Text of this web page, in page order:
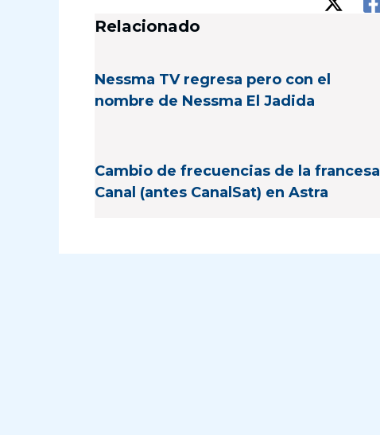
Relacionado
Nessma TV regresa pero con el
nombre de Nessma El Jadida
Cambio de frecuencias de la francesa
Canal (antes CanalSat) en Astra